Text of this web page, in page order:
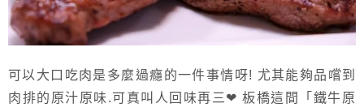
可以大口吃肉是多麼過癮的一件事情呀! 尤其能夠品嚐到
肉排的原汁原味.可真叫人回味再三❤ 板橋這間「鐵牛原